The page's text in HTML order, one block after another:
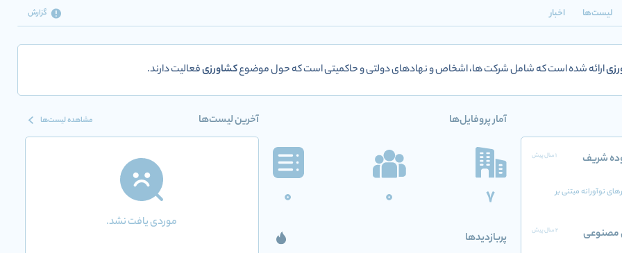
لیست‌ها اخبار گزارش
ارائه شده است که شامل شرکت ها، اشخاص و نهادهای دولتی و حاکمیتی است که حول موضوعکشاورزیفعالیت دارند.
شریف
1 سال پیش
نوآورانه مبتنی بر
مصنوعی
2 سال پیش
آمار پروفایل‌ها
7
0
0
پربازدیدها
آخرین لیست‌ها مشاهده لیست‌ها
موردی یافت نشد.